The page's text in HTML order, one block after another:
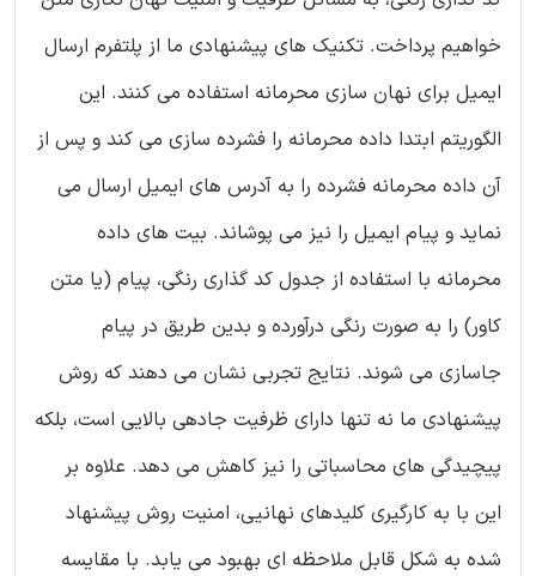
خواهیم پرداخت. تکنیک های پیشنهادی ما از پلتفرم ارسال
ایمیل برای نهان سازی محرمانه استفاده می کنند. این
الگوریتم ابتدا داده محرمانه را فشرده سازی می کند و پس از
آن داده محرمانه فشرده را به آدرس های ایمیل ارسال می
نماید و پیام ایمیل را نیز می پوشاند. بیت های داده
محرمانه با استفاده از جدول کد گذاری رنگی، پیام (یا متن
کاور) را به صورت رنگی درآورده و بدین طریق در پیام
جاسازی می شوند. نتایج تجربی نشان می دهند که روش
پیشنهادی ما نه تنها دارای ظرفیت جادهی بالایی است، بلکه
پیچیدگی های محاسباتی را نیز کاهش می دهد. علاوه بر
این با به کارگیری کلیدهای نهانیی، امنیت روش پیشنهاد
شده به شکل قابل ملاحظه ای بهبود می یابد. با مقایسه